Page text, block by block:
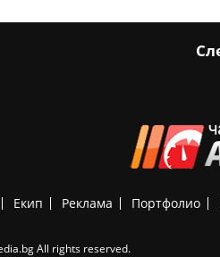
Екип Реклама Портфолио
All rights reserved.